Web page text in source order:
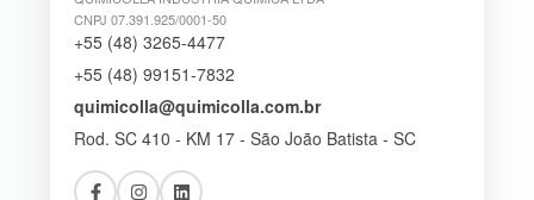
CNPJ 07.391.925/0001-50
+55 (48) 3265-4477
+55 (48) 99151-7832
quimicolla@quimicolla.com.br
Rod. SC 410 - KM 17 - São João Batista - SC